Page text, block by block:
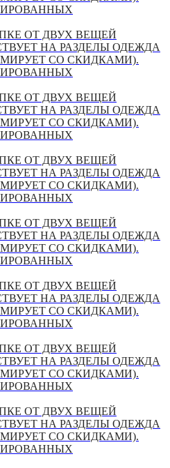
ОТ ДВУХ ВЕЩЕЙ
НА РАЗДЕЛЫ ОДЕЖДА
СО СКИДКАМИ).
ОТ ДВУХ ВЕЩЕЙ
НА РАЗДЕЛЫ ОДЕЖДА
СО СКИДКАМИ).
ОТ ДВУХ ВЕЩЕЙ
НА РАЗДЕЛЫ ОДЕЖДА
СО СКИДКАМИ).
ОТ ДВУХ ВЕЩЕЙ
НА РАЗДЕЛЫ ОДЕЖДА
СО СКИДКАМИ).
ОТ ДВУХ ВЕЩЕЙ
НА РАЗДЕЛЫ ОДЕЖДА
СО СКИДКАМИ).
ОТ ДВУХ ВЕЩЕЙ
НА РАЗДЕЛЫ ОДЕЖДА
СО СКИДКАМИ).
ОТ ДВУХ ВЕЩЕЙ
НА РАЗДЕЛЫ ОДЕЖДА
СО СКИДКАМИ).